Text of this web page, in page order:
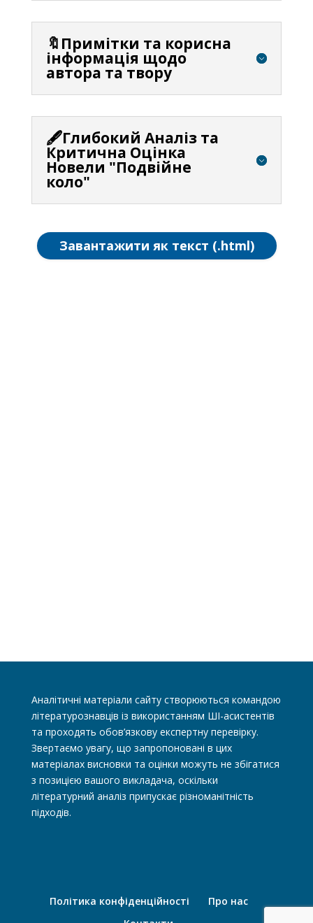
🔖Примітки та корисна
інформація щодо
автора та твору
🖋️Глибокий Аналіз та
Критична Оцінка
Новели "Подвійне
коло"
Завантажити як текст (.html)
Аналітичні матеріали сайту створюються командою
літературознавців із використанням ШІ-асистентів
та проходять обов’язкову експертну перевірку.
Звертаємо увагу, що запропоновані в цих
матеріалах висновки та оцінки можуть не збігатися
з позицією вашого викладача, оскільки
літературний аналіз припускає різноманітність
підходів.
Політика конфіденційності
Про нас